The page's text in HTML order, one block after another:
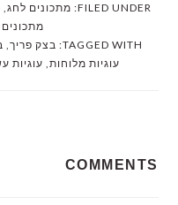
FILED UNDER: מתכונים לחג,
TAGGED WITH: בצק פריך,
עוגיות מלוחות, עוגיות
INTERACTIONS
COMMENTS